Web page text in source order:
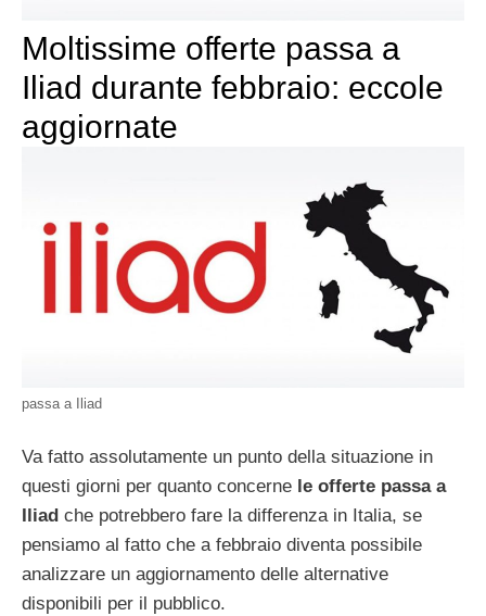
Moltissime offerte passa a
Iliad durante febbraio: eccole
aggiornate
passa a Iliad
Va fatto assolutamente un punto della situazione in
questi giorni per quanto concerne le offerte passa a
Iliad che potrebbero fare la differenza in Italia, se
pensiamo al fatto che a febbraio diventa possibile
analizzare un aggiornamento delle alternative
disponibili per il pubblico.